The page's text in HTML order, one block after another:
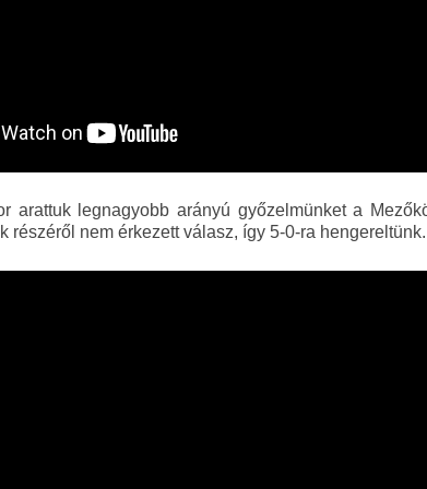
arattuk legnagyobb arányú győzelmünket a
részéről nem érkezett válasz, így 5-0-ra